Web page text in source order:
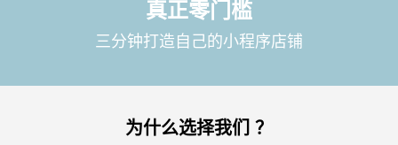
真正零门槛
三分钟打造自己的小程序店铺
为什么选择我们 ？